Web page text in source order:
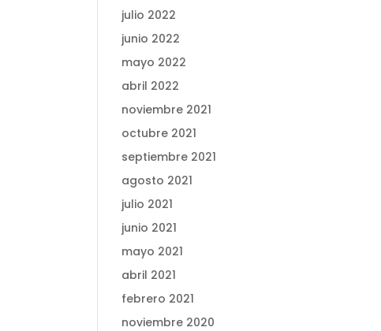
julio 2022
junio 2022
mayo 2022
abril 2022
noviembre 2021
octubre 2021
septiembre 2021
agosto 2021
julio 2021
junio 2021
mayo 2021
abril 2021
febrero 2021
noviembre 2020